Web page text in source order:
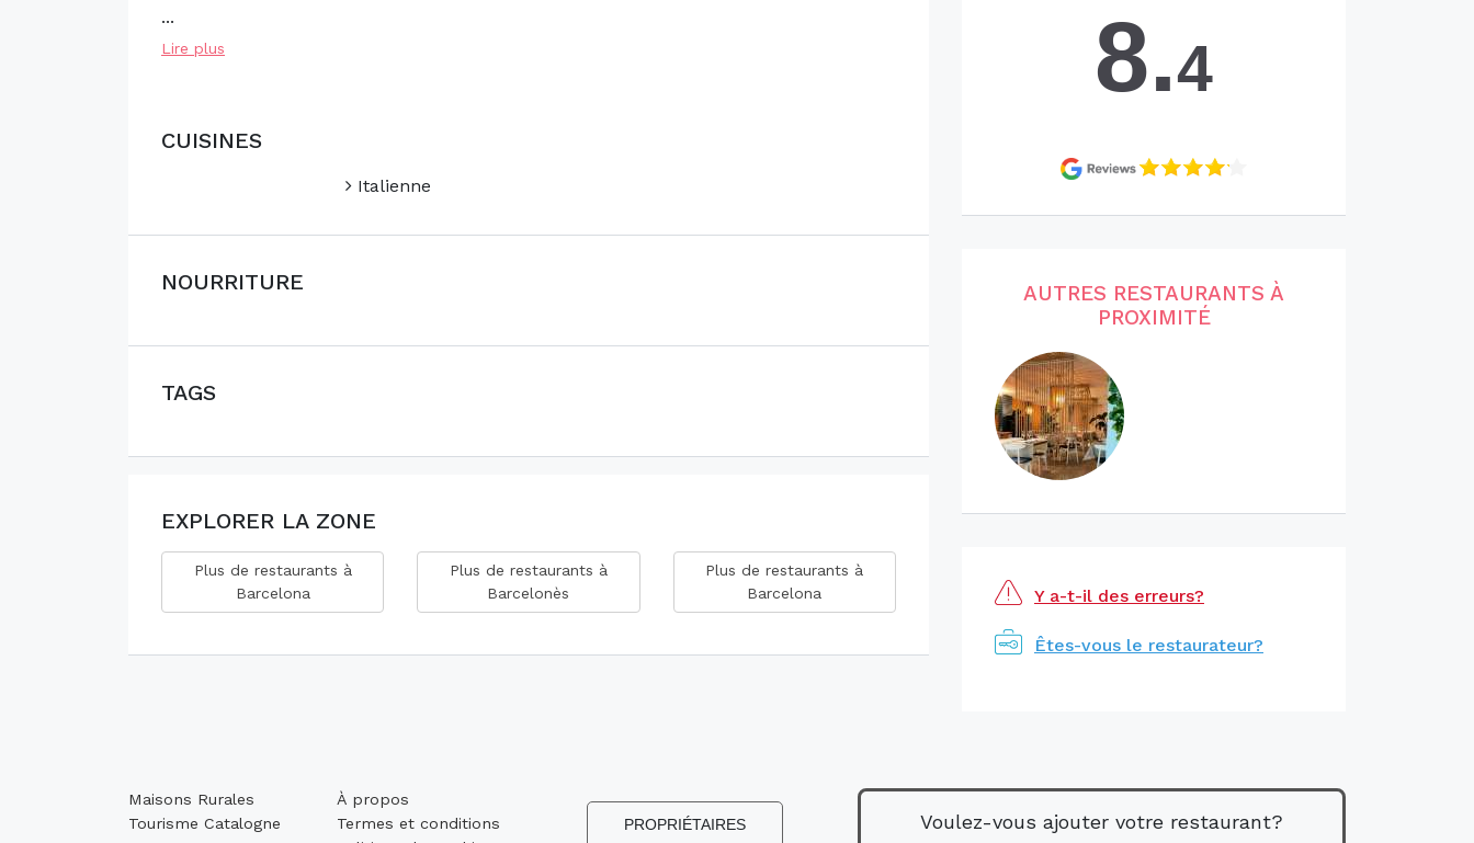
...
Lire plus
CUISINES
Italienne
NOURRITURE
TAGS
EXPLORER LA ZONE
Plus de restaurants à
Barcelona
Plus de restaurants à
Barcelonès
Plus de restaurants à
Barcelona
8.4
AUTRES RESTAURANTS À
PROXIMITÉ
Y a-t-il des erreurs?
Êtes-vous le restaurateur?
Maisons Rurales
Tourisme Catalogne
À propos
Termes et conditions
PROPRIÉTAIRES Voulez-vous ajouter votre restaurant?